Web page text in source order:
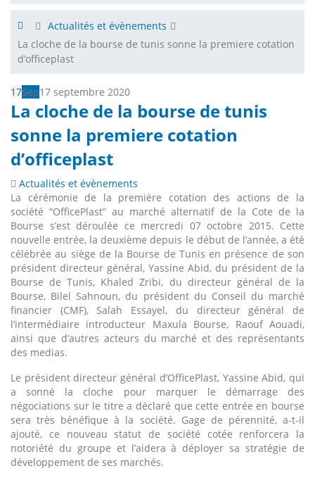
Actualités et évènements
La cloche de la bourse de tunis sonne la premiere cotation
d’officeplast
17Sep17 septembre 2020
La cloche de la bourse de tunis
sonne la premiere cotation
d’officeplast
Actualités et évènements
La cérémonie de la première cotation des actions de la
société “OfficePlast” au marché alternatif de la Cote de la
Bourse s’est déroulée ce mercredi 07 octobre 2015. Cette
nouvelle entrée, la deuxième depuis le début de l’année, a été
célébrée au siège de la Bourse de Tunis en présence de son
président directeur général, Yassine Abid, du président de la
Bourse de Tunis, Khaled Zribi, du directeur général de la
Bourse, Bilel Sahnoun, du président du Conseil du marché
financier (CMF), Salah Essayel, du directeur général de
l’intermédiaire introducteur Maxula Bourse, Raouf Aouadi,
ainsi que d’autres acteurs du marché et des représentants
des medias.
Le président directeur général d’OfficePlast, Yassine Abid, qui
a sonné la cloche pour marquer le démarrage des
négociations sur le titre a déclaré que cette entrée en bourse
sera très bénéfique à la société. Gage de pérennité, a-t-il
ajouté, ce nouveau statut de société cotée renforcera la
notoriété du groupe et l’aidera à déployer sa stratégie de
développement de ses marchés.